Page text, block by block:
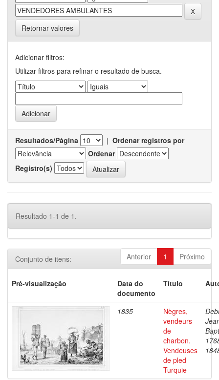
Retornar valores
Adicionar filtros:
Utilizar filtros para refinar o resultado de busca.
Resultados/Página | Ordenar registros por
Ordenar
Registro(s)
Resultado 1-1 de 1.
Anterior 1 Próximo
Conjunto de itens:
Pré-visualização
Data do
documento
Título
1835
Nègres,
vendeurs
de
charbon.
Vendeuses
de pled
Turquie